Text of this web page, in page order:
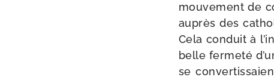
mou­ve­ment de
auprès des
Cela conduit à
belle fer­me­té
se